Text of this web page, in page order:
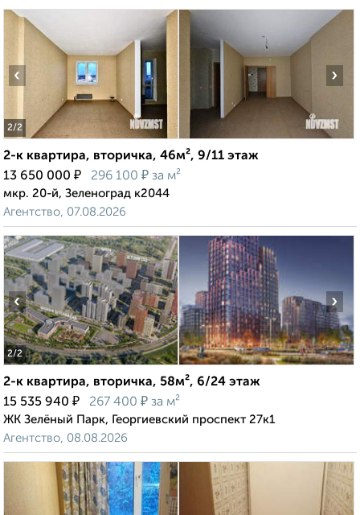
2/2
‹ ›
2-к квартира, вторичка, 46м², 9/11 этаж
13 650 000 ₽ 296 100 ₽ за м²
мкр. 20-й, Зеленоград к2044
Агентство, 07.08.2026
2/2
‹ ›
2-к квартира, вторичка, 58м², 6/24 этаж
15 535 940 ₽ 267 400 ₽ за м²
ЖК Зелёный Парк, Георгиевский проспект 27к1
Агентство, 08.08.2026